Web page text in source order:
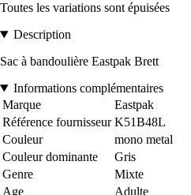
Toutes les variations sont épuisées
Description
Sac à bandoulière Eastpak Brett
Informations complémentaires
Marque
Eastpak
Référence fournisseur K51B48L
Couleur
mono metal
Couleur dominante
Gris
Genre
Mixte
Age
Adulte